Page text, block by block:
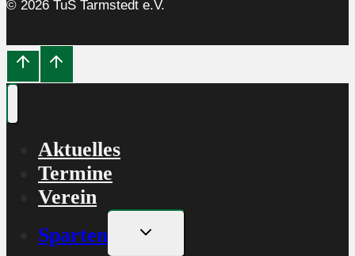
© 2026 TuS Tarmstedt e.V.
Aktuelles
Termine
Verein
Sparten
Untermenü